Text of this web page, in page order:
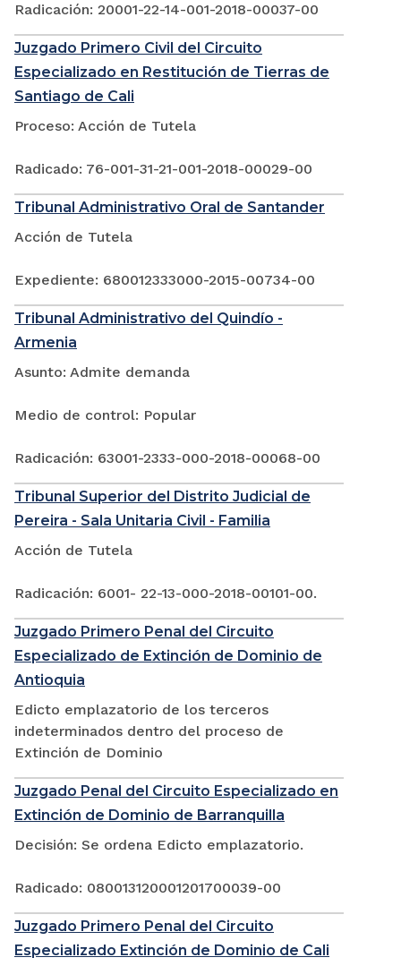
Radicación: 20001-22-14-001-2018-00037-00
Juzgado Primero Civil del Circuito
Especializado en Restitución de Tierras de
Santiago de Cali
Proceso: Acción de Tutela
Radicado: 76-001-31-21-001-2018-00029-00
Tribunal Administrativo Oral de Santander
Acción de Tutela
Expediente: 680012333000-2015-00734-00
Tribunal Administrativo del Quindío -
Armenia
Asunto: Admite demanda
Medio de control: Popular
Radicación: 63001-2333-000-2018-00068-00
Tribunal Superior del Distrito Judicial de
Pereira - Sala Unitaria Civil - Familia
Acción de Tutela
Radicación: 6001- 22-13-000-2018-00101-00.
Juzgado Primero Penal del Circuito
Especializado de Extinción de Dominio de
Antioquia
Edicto emplazatorio de los terceros
indeterminados dentro del proceso de
Extinción de Dominio
Juzgado Penal del Circuito Especializado en
Extinción de Dominio de Barranquilla
Decisión: Se ordena Edicto emplazatorio.
Radicado: 080013120001201700039-00
Juzgado Primero Penal del Circuito
Especializado Extinción de Dominio de Cali